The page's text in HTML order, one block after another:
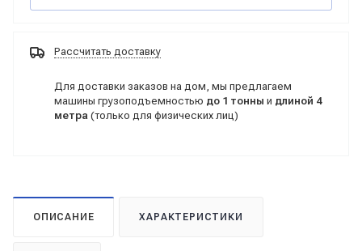
Рассчитать доставку
Для доставки заказов на дом, мы предлагаем
машины грузоподъемностью до 1 тонны и длиной 4
метра (только для физических лиц)
ОПИСАНИЕ ХАРАКТЕРИСТИКИ